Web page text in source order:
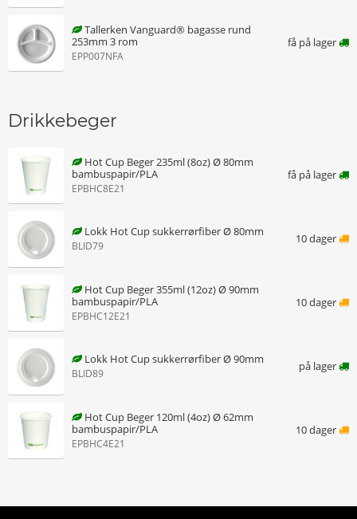
Tallerken Vanguard® bagasse rund
253mm 3 rom
EPP007NFA
få på lager
Drikkebeger
Hot Cup Beger 235ml (8oz) Ø 80mm
bambuspapir/PLA
EPBHC8E21
få på lager
Lokk Hot Cup sukkerrørfiber Ø 80mm
BLID79
10 dager
Hot Cup Beger 355ml (12oz) Ø 90mm
bambuspapir/PLA
EPBHC12E21
10 dager
Lokk Hot Cup sukkerrørfiber Ø 90mm
BLID89
på lager
Hot Cup Beger 120ml (4oz) Ø 62mm
bambuspapir/PLA
EPBHC4E21
10 dager